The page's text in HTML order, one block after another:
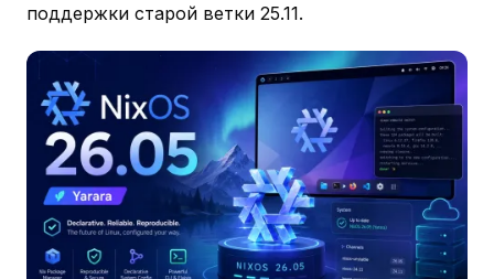
поддержки старой ветки 25.11.